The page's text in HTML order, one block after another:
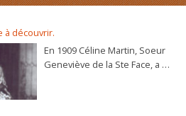
à découvrir.
En 1909 Céline Martin, Soeur
Geneviève de la Ste Face, a 40